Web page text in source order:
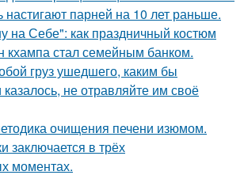
настигают парней на 10 лет раньше.
на Себе": как праздничный костюм
кхампа стал семейным банком.
груз ушедшего, каким бы
не отравляйте им своё
очищения печени изюмом.
заключается в трёх
моментах.